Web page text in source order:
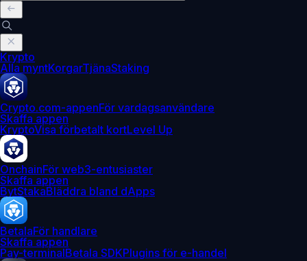
Krypto
Alla myntKorgarTjänaStaking
Crypto.com-appenFör vardagsanvändare
Skaffa appen
KryptoVisa förbetalt kortLevel Up
OnchainFör web3-entusiaster
Skaffa appen
BytStakaBläddra bland dApps
BetalaFör handlare
Skaffa appen
Pay-terminalBetala SDKPlugins för e-handel